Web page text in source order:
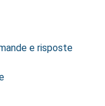
e risposte